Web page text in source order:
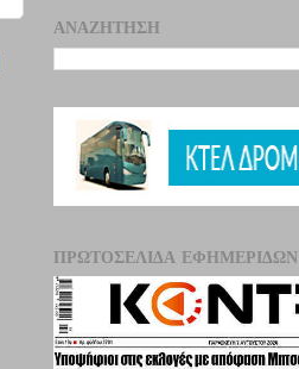
ΑΝΑΖΉΤΗΣΗ
ΠΡΩΤΟΣΈΛΙΔΑ ΕΦΗΜΕΡΊΔΩΝ